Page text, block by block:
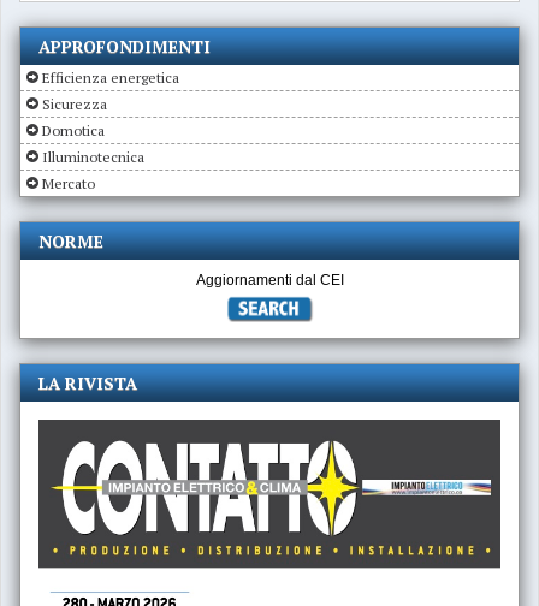
APPROFONDIMENTI
Efficienza energetica
Sicurezza
Domotica
Illuminotecnica
Mercato
NORME
Aggiornamenti dal CEI
LA RIVISTA